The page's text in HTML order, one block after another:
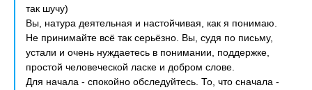
так шучу)
Вы, натура деятельная и настойчивая, как я понимаю.
Не принимайте всё так серьёзно. Вы, судя по письму,
устали и очень нуждаетесь в понимании, поддержке,
простой человеческой ласке и добром слове.
Для начала - спокойно обследуйтесь. То, что сначала -